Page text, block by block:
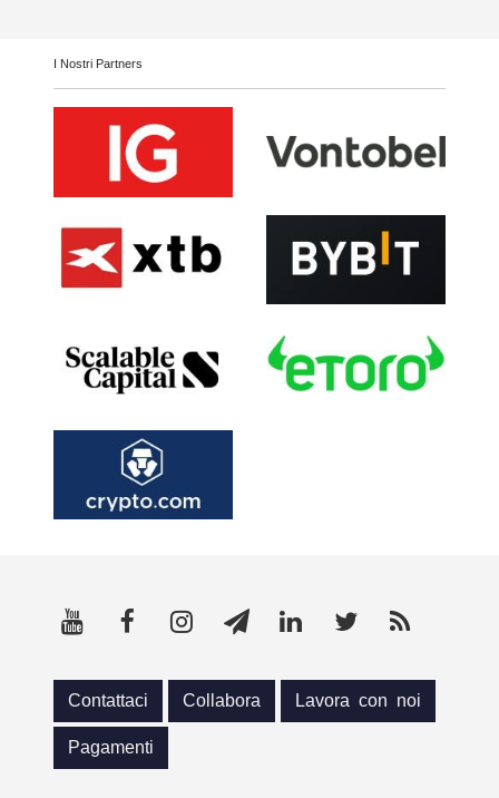
I Nostri Partners
Contattaci Collabora Lavora con noi
Pagamenti